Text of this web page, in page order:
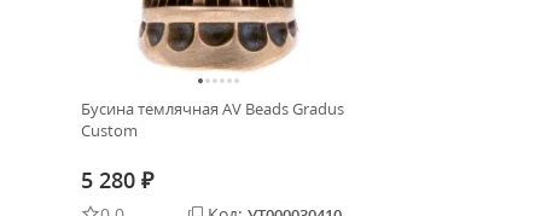
Бусина темлячная AV Beads Gradus
Custom
5 280 ₽